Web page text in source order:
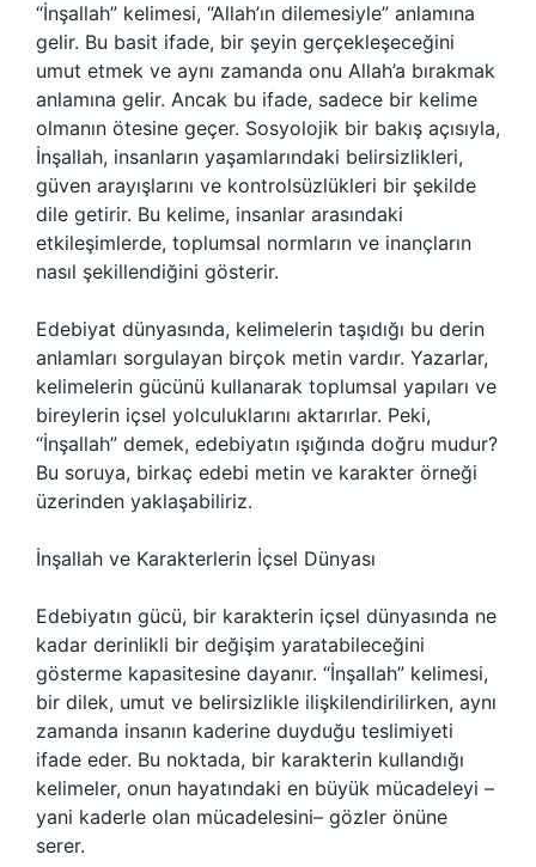
“İnşallah” kelimesi, “Allah’ın dilemesiyle” anlamına
gelir. Bu basit ifade, bir şeyin gerçekleşeceğini
umut etmek ve aynı zamanda onu Allah’a bırakmak
anlamına gelir. Ancak bu ifade, sadece bir kelime
olmanın ötesine geçer. Sosyolojik bir bakış açısıyla,
İnşallah, insanların yaşamlarındaki belirsizlikleri,
güven arayışlarını ve kontrolsüzlükleri bir şekilde
dile getirir. Bu kelime, insanlar arasındaki
etkileşimlerde, toplumsal normların ve inançların
nasıl şekillendiğini gösterir.
Edebiyat dünyasında, kelimelerin taşıdığı bu derin
anlamları sorgulayan birçok metin vardır. Yazarlar,
kelimelerin gücünü kullanarak toplumsal yapıları ve
bireylerin içsel yolculuklarını aktarırlar. Peki,
“İnşallah” demek, edebiyatın ışığında doğru mudur?
Bu soruya, birkaç edebi metin ve karakter örneği
üzerinden yaklaşabiliriz.
İnşallah ve Karakterlerin İçsel Dünyası
Edebiyatın gücü, bir karakterin içsel dünyasında ne
kadar derinlikli bir değişim yaratabileceğini
gösterme kapasitesine dayanır. “İnşallah” kelimesi,
bir dilek, umut ve belirsizlikle ilişkilendirilirken, aynı
zamanda insanın kaderine duyduğu teslimiyeti
ifade eder. Bu noktada, bir karakterin kullandığı
kelimeler, onun hayatındaki en büyük mücadeleyi –
yani kaderle olan mücadelesini– gözler önüne
serer.